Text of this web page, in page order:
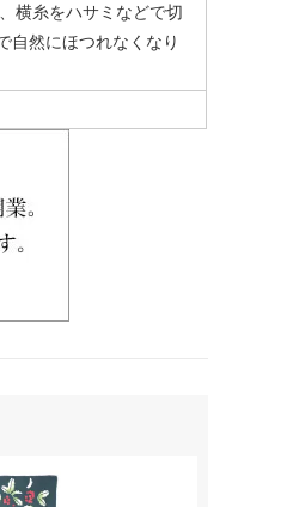
横糸をハサミなどで切
自然にほつれなくなり